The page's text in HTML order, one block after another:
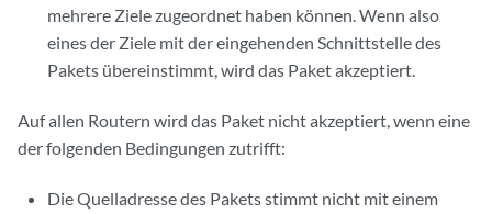
mehrere Ziele zugeordnet haben können. Wenn also
eines der Ziele mit der eingehenden Schnittstelle des
Pakets übereinstimmt, wird das Paket akzeptiert.
Auf allen Routern wird das Paket nicht akzeptiert, wenn eine
der folgenden Bedingungen zutrifft:
Die Quelladresse des Pakets stimmt nicht mit einem